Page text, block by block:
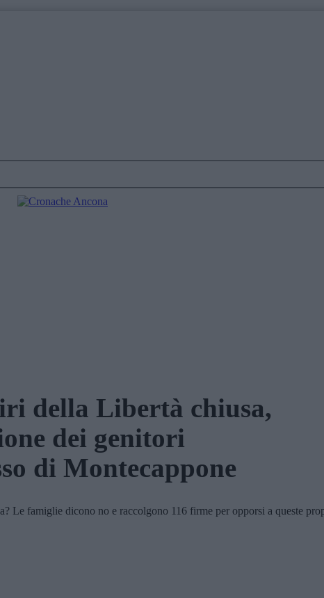
della Libertà chiusa,
dei genitori
di Montecappone
Le famiglie dicono no e raccolgono 116 firme per opporsi a queste